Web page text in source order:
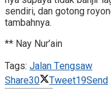
sendiri, dan gotong
tambahnya.
** Nay Nur’ain
Tags: Jalan Tengsaw
Share30 Tweet19Send